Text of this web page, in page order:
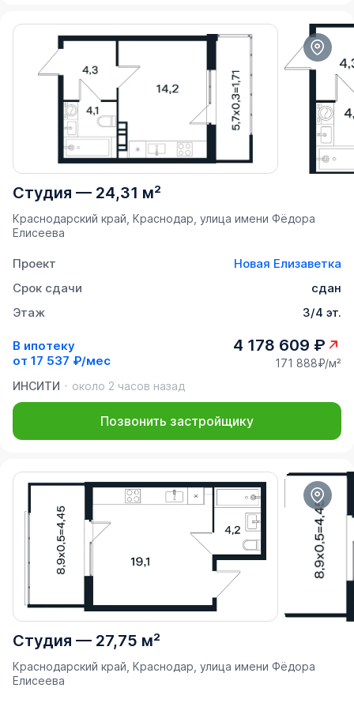
Студия — 24,31 м²
Краснодарский край, Краснодар, улица имени Фёдора
Елисеева
Проект
Новая Елизаветка
Срок сдачи
сдан
Этаж
3/4 эт.
В ипотеку
от 17 537 ₽/мес
4 178 609 ₽
171 888₽/м²
ИНСИТИ
около 2 часов назад
Позвонить застройщику
Студия — 27,75 м²
Краснодарский край, Краснодар, улица имени Фёдора
Елисеева